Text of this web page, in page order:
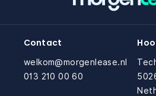
Contact
welkom@morgenlease.nl
013 210 00 60